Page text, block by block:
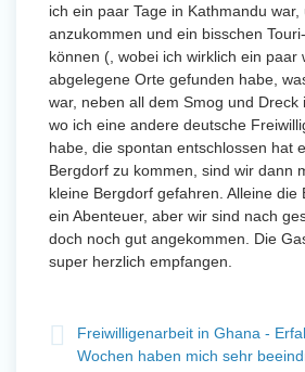
ich ein paar Tage in Kathmandu
anzukommen und ein bisschen
können (, wobei ich wirklich ein paar
abgelegene Orte gefunden habe,
war, neben all dem Smog und Dreck
wo ich eine andere deutsche
habe, die spontan entschlossen hat
Bergdorf zu kommen, sind wir dann
kleine Bergdorf gefahren. Alleine die
ein Abenteuer, aber wir sind nach
doch noch gut angekommen. Die
super herzlich empfangen.
Freiwilligenarbeit in Ghana -
Wochen haben mich sehr